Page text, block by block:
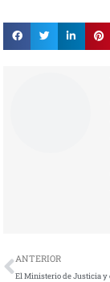
Ant
ANTERIOR